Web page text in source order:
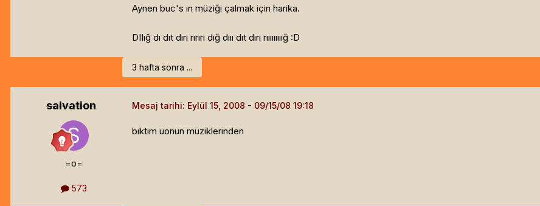
Aynen buc's ın müziği çalmak için harika.
DIIığ dı dıt dırı rırırı dığ dııı dıt dırı rııııııııığ :D
3 hafta sonra ...
salvation
=o=
573
Mesaj tarihi: Eylül 15, 2008
bıktım uonun müziklerinden